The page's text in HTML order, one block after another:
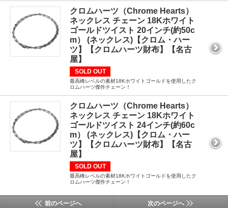
クロムハーツ（Chrome Hearts）
ネックレス チェーン 18Kホワイト
ゴールドツイスト 20インチ(約50c
m） (ネックレス)【クロム・ハー
ツ】【クロムハーツ財布】【名古
屋】
SOLD OUT
最高峰レベルの素材18Kホワイトゴールドを使用したク
ロムハーツ傑作チェーン！
クロムハーツ（Chrome Hearts）
ネックレス チェーン 18Kホワイト
ゴールドツイスト 24インチ(約60c
m） (ネックレス)【クロム・ハー
ツ】【クロムハーツ財布】【名古
屋】
SOLD OUT
最高峰レベルの素材18Kホワイトゴールドを使用したク
ロムハーツ傑作チェーン！
前のページへ 次のページへ